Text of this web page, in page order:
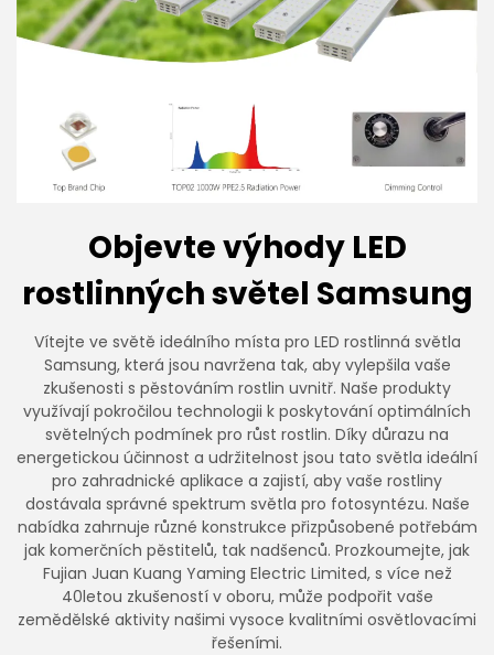
Objevte výhody LED
rostlinných světel Samsung
Vítejte ve světě ideálního místa pro LED rostlinná světla
Samsung, která jsou navržena tak, aby vylepšila vaše
zkušenosti s pěstováním rostlin uvnitř. Naše produkty
využívají pokročilou technologii k poskytování optimálních
světelných podmínek pro růst rostlin. Díky důrazu na
energetickou účinnost a udržitelnost jsou tato světla ideální
pro zahradnické aplikace a zajistí, aby vaše rostliny
dostávala správné spektrum světla pro fotosyntézu. Naše
nabídka zahrnuje různé konstrukce přizpůsobené potřebám
jak komerčních pěstitelů, tak nadšenců. Prozkoumejte, jak
Fujian Juan Kuang Yaming Electric Limited, s více než
40letou zkušeností v oboru, může podpořit vaše
zemědělské aktivity našimi vysoce kvalitními osvětlovacími
řešeními.